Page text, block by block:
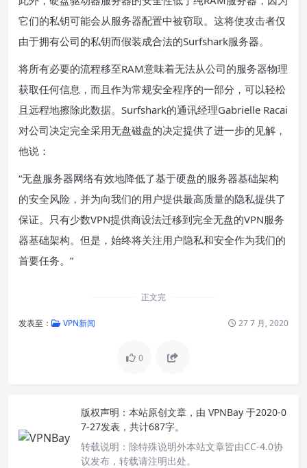
它们的私钥可能会从服务器配置中被窃取。这将使攻击者仅
由于拥有公司的私钥而假装成合法的Surfshark服务器。
将所有必要的流程移至RAM意味着无法从公司的服务器物理
获取任何信息，而且作为常规安全程序的一部分，可以轻松
且远程地擦除此数据。Surfshark的通讯经理Gabrielle Racai
对公司决定完全采用无盘磁盘的决定提供了进一步的见解，
他说：
“无盘服务器网络有效地降低了基于硬盘的服务器基础架构
的安全风险，并为向我们的用户提供最高质量的隐私提供了
保证。只有少数VPN提供商设法迁移到完全无盘的VPN服务
器基础架构。但是，始终将关注用户隐私和安全作为我们的
首要任务。”
正文完
发表至： VPN新闻 27 7 月, 2020
0
版权声明： 本站原创文章，由 VPNBay 于2020-0
7-27发表，共计687字。
转载说明： 除特殊说明外本站文章皆由CC-4.0协
议发布，转载请注明出处。